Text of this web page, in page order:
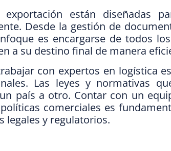
están diseñadas
Desde la gestión de
es encargarse de todos
a su destino final de manera
con expertos en logística
Las leyes y normativas
país a otro. Contar con un
comerciales es
legales y regulatorios.